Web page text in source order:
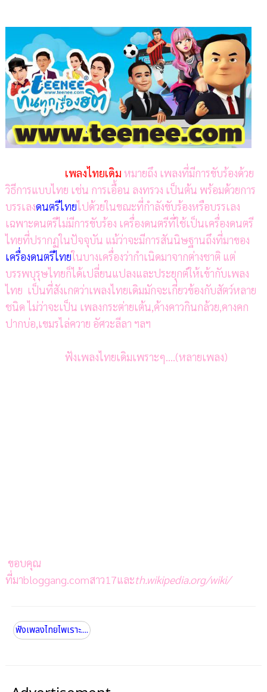
เพลงไทยเดิม หมายถึง เพลงที่มีการขับร้องด้วย
วิธีการแบบไทย เช่น การเอื้อน ลงทรวง เป็นต้น พร้อมด้วยการ
บรรเลงดนตรีไทยไปด้วยในขณะที่กำลังขับร้องหรือบรรเลง
เฉพาะดนตรีไม่มีการขับร้อง เครื่องดนตรีที่ใช้เป็นเครื่องดนตรี
ไทยที่ปรากฏในปัจจุบัน แม้ว่าจะมีการสันนิษฐานถึงที่มาของ
เครื่องดนตรีไทยในบางเครื่องว่ากำเนิดมาจากต่างชาติ แต่
บรรพบุรุษไทยก็ได้เปลี่ยนแปลงและประยุกต์ให้เข้ากับเพลง
ไทย เป็นที่สังเกตว่าเพลงไทยเดิมมักจะเกี่ยวข้องกับสัตว์หลาย
ชนิด ไม่ว่าจะเป็น เพลงกระต่ายเต้น,ค้างคาวกินกล้วย,คางคก
ปากบ่อ,เขมรไล่ควาย อัศวะลีลา ฯลฯ
ฟังเพลงไทยเดิมเพราะๆ....(หลายเพลง)
ขอบคุณ
ที่มาbloggang.comสาว17และth.wikipedia.org/wiki/
ฟังเพลงไทยไพเราะ....